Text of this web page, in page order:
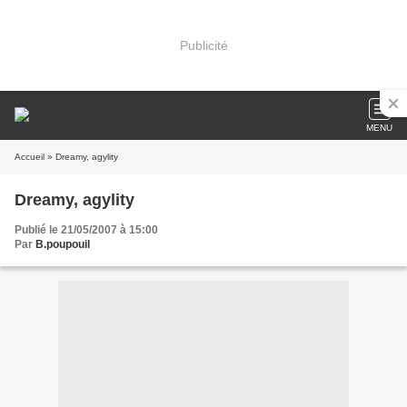
Publicité
MENU
Accueil » Dreamy, agylity
Dreamy, agylity
Publié le 21/05/2007 à 15:00
Par B.poupouil